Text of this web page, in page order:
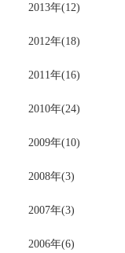
2013年(12)
2012年(18)
2011年(16)
2010年(24)
2009年(10)
2008年(3)
2007年(3)
2006年(6)